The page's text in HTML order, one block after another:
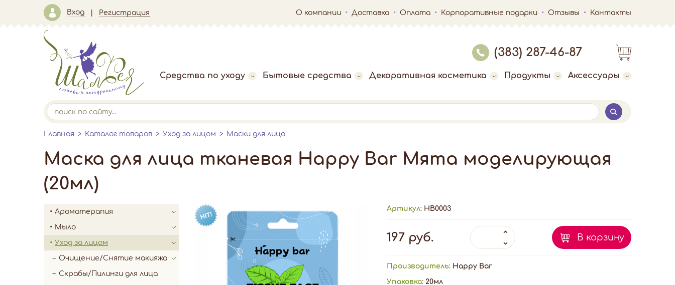
Вход Регистрация О компании Доставка Оплата Корпоративные подарки Отзывы Контакты
(383) 287-46-87
Средства по уходу Бытовые средства Декоративная косметика Продукты Аксессуары
Главная Каталог товаров Уход за лицом Маски для лица
Маска для лица тканевая Happy Bar Мята моделирующая
(20мл)
Ароматерапия
Мыло
Уход за лицом
Очищение/Снятие макияжа
Скрабы/Пилинги для лица
Артикул:HB0003
197 руб. В корзину
Производитель: Happy Bar
Упаковка:20мл